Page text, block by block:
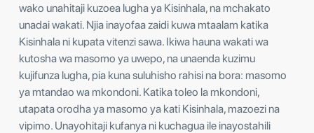
wako unahitaji kuzoea lugha ya Kisinhala, na mchakato
unadai wakati. Njia inayofaa zaidi kuwa mtaalam katika
Kisinhala ni kupata vitenzi sawa. Ikiwa hauna wakati wa
kutosha wa masomo ya uwepo, na unaenda kuzimu
kujifunza lugha, pia kuna suluhisho rahisi na bora: masomo
ya mtandao wa mkondoni. Katika toleo la mkondoni,
utapata orodha ya masomo ya kati Kisinhala, mazoezi na
vipimo. Unayohitaji kufanya ni kuchagua ile inayostahili